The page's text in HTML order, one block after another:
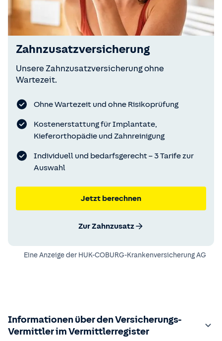
Zahnzusatzversicherung
Unsere Zahnzusatzversicherung ohne
Wartezeit.
Ohne Wartezeit und ohne Risikoprüfung
Kostenerstattung für Implantate,
Kieferorthopädie und Zahnreinigung
Individuell und bedarfsgerecht – 3 Tarife zur
Auswahl
Jetzt berechnen
Zur Zahnzusatz
Eine Anzeige der HUK-COBURG-Krankenversicherung AG
Informationen über den Versicherungs-
Vermittler im Vermittlerregister